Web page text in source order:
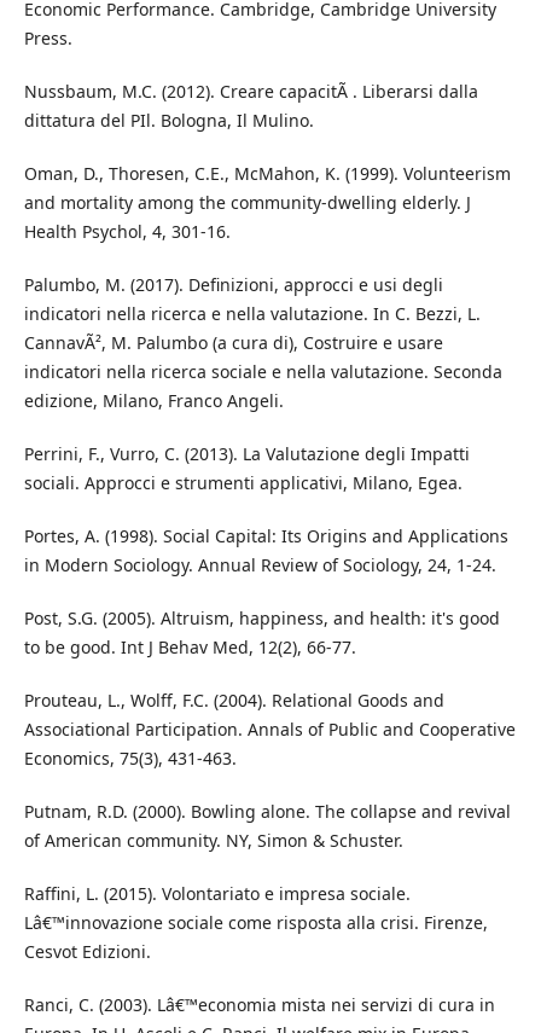
Economic Performance. Cambridge, Cambridge University
Press.
Nussbaum, M.C. (2012). Creare capacitÃ . Liberarsi dalla
dittatura del PIl. Bologna, Il Mulino.
Oman, D., Thoresen, C.E., McMahon, K. (1999). Volunteerism
and mortality among the community-dwelling elderly. J
Health Psychol, 4, 301-16.
Palumbo, M. (2017). Definizioni, approcci e usi degli
indicatori nella ricerca e nella valutazione. In C. Bezzi, L.
CannavÃ², M. Palumbo (a cura di), Costruire e usare
indicatori nella ricerca sociale e nella valutazione. Seconda
edizione, Milano, Franco Angeli.
Perrini, F., Vurro, C. (2013). La Valutazione degli Impatti
sociali. Approcci e strumenti applicativi, Milano, Egea.
Portes, A. (1998). Social Capital: Its Origins and Applications
in Modern Sociology. Annual Review of Sociology, 24, 1-24.
Post, S.G. (2005). Altruism, happiness, and health: it's good
to be good. Int J Behav Med, 12(2), 66-77.
Prouteau, L., Wolff, F.C. (2004). Relational Goods and
Associational Participation. Annals of Public and Cooperative
Economics, 75(3), 431-463.
Putnam, R.D. (2000). Bowling alone. The collapse and revival
of American community. NY, Simon & Schuster.
Raffini, L. (2015). Volontariato e impresa sociale.
Lâ€™innovazione sociale come risposta alla crisi. Firenze,
Cesvot Edizioni.
Ranci, C. (2003). Lâ€™economia mista nei servizi di cura in